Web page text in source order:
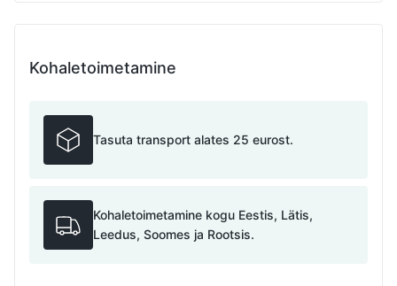
Kohaletoimetamine
Tasuta transport alates 25 eurost.
Kohaletoimetamine kogu Eestis, Lätis,
Leedus, Soomes ja Rootsis.